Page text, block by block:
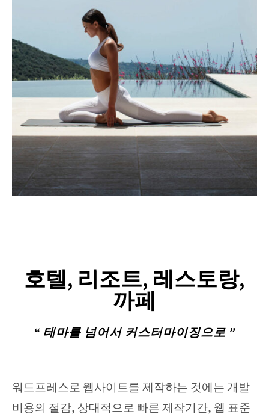
호텔, 리조트, 레스토랑,
까페
“ 테마를 넘어서 커스터마이징으로 ”
워드프레스로 웹사이트를 제작하는 것에는 개발
비용의 절감, 상대적으로 빠른 제작기간, 웹 표준